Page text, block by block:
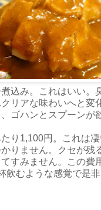
込み。これはいい。
リアな味わいへと変
ゴハンとスプーンが
り1,100円。これは
りません。クセが残
すみません。この費
飲むような感覚で是非